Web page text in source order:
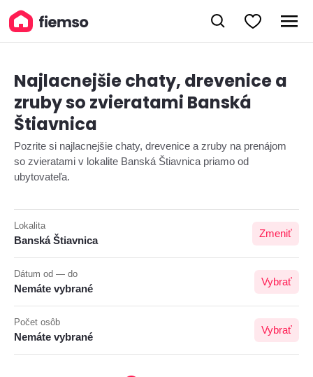
Najlacnejšie chaty, drevenice a
zruby so zvieratami Banská
Štiavnica
Pozrite si najlacnejšie chaty, drevenice a zruby na prenájom
so zvieratami v lokalite Banská Štiavnica priamo od
ubytovateľa.
Lokalita
Banská Štiavnica
Zmeniť
Dátum od — do
Nemáte vybrané
Vybrať
Počet osôb
Nemáte vybrané
Vybrať